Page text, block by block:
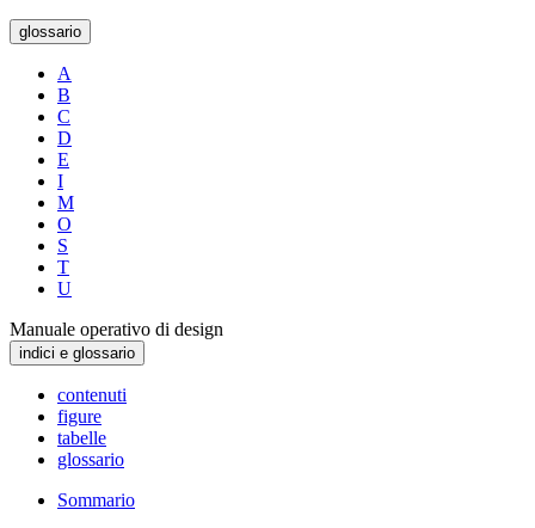
glossario
A
B
C
D
E
I
M
O
S
T
U
Manuale operativo di design
indici e glossario
contenuti
figure
tabelle
glossario
Sommario